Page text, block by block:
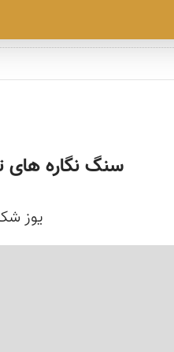
سنگ نگاره های
یوز